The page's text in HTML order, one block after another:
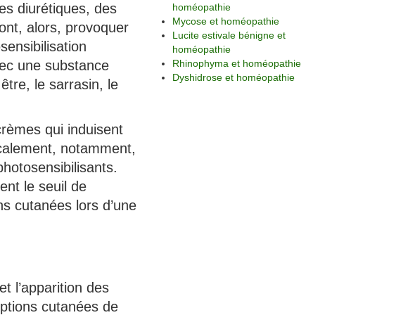
diurétiques, des
alors, provoquer
une substance
le sarrasin, le
qui induisent
notamment,
le seuil de
cutanées lors d’une
l’apparition des
cutanées de
homéopathie
Mycose et homéopathie
Lucite estivale bénigne et
homéopathie
Rhinophyma et homéopathie
Dyshidrose et homéopathie